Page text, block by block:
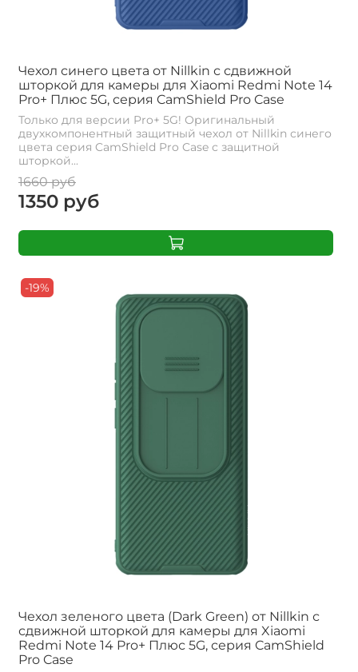
Чехол синего цвета от Nillkin с сдвижной
шторкой для камеры для Xiaomi Redmi Note 14
Pro+ Плюс 5G, серия CamShield Pro Case
Только для версии Pro+ 5G! Оригинальный
двухкомпонентный защитный чехол от Nillkin синего
цвета серия CamShield Pro Case с защитной
шторкой...
1660 руб
1350 руб
-19%
Чехол зеленого цвета (Dark Green) от Nillkin с
сдвижной шторкой для камеры для Xiaomi
Redmi Note 14 Pro+ Плюс 5G, серия CamShield
Pro Case